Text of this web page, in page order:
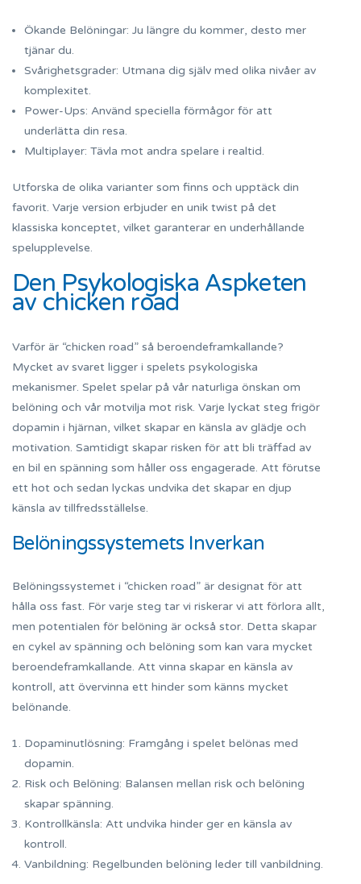
Ökande Belöningar: Ju längre du kommer, desto mer
tjänar du.
Svårighetsgrader: Utmana dig själv med olika nivåer av
komplexitet.
Power-Ups: Använd speciella förmågor för att
underlätta din resa.
Multiplayer: Tävla mot andra spelare i realtid.
Utforska de olika varianter som finns och upptäck din
favorit. Varje version erbjuder en unik twist på det
klassiska konceptet, vilket garanterar en underhållande
spelupplevelse.
Den Psykologiska Aspketen
av chicken road
Varför är “chicken road” så beroendeframkallande?
Mycket av svaret ligger i spelets psykologiska
mekanismer. Spelet spelar på vår naturliga önskan om
belöning och vår motvilja mot risk. Varje lyckat steg frigör
dopamin i hjärnan, vilket skapar en känsla av glädje och
motivation. Samtidigt skapar risken för att bli träffad av
en bil en spänning som håller oss engagerade. Att förutse
ett hot och sedan lyckas undvika det skapar en djup
känsla av tillfredsställelse.
Belöningssystemets Inverkan
Belöningssystemet i “chicken road” är designat för att
hålla oss fast. För varje steg tar vi riskerar vi att förlora allt,
men potentialen för belöning är också stor. Detta skapar
en cykel av spänning och belöning som kan vara mycket
beroendeframkallande. Att vinna skapar en känsla av
kontroll, att övervinna ett hinder som känns mycket
belönande.
Dopaminutlösning: Framgång i spelet belönas med
dopamin.
Risk och Belöning: Balansen mellan risk och belöning
skapar spänning.
Kontrollkänsla: Att undvika hinder ger en känsla av
kontroll.
Vanbildning: Regelbunden belöning leder till vanbildning.